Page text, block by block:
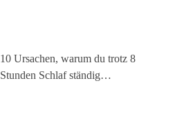
10 Ursachen, warum du trotz 8
Stunden Schlaf ständig…